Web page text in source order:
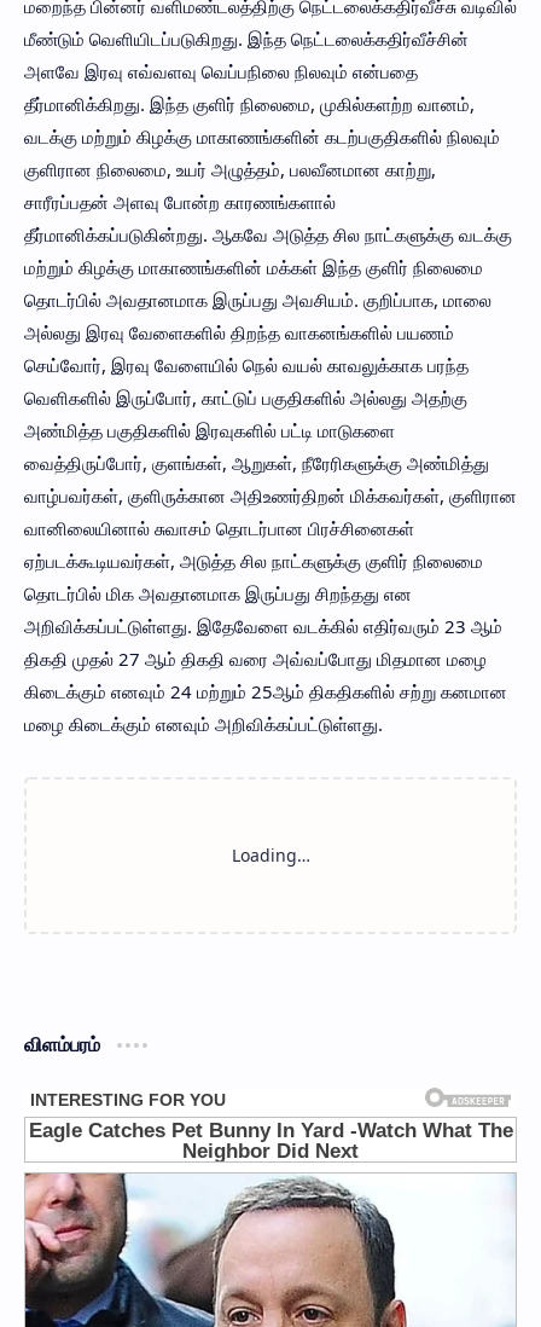
மறைந்த பின்னர் வளிமண்டலத்திற்கு நெட்டலைக்கதிர்வீச்சு வடிவில்
மீண்டும் வெளியிடப்படுகிறது. இந்த நெட்டலைக்கதிர்வீச்சின்
அளவே இரவு எவ்வளவு வெப்பநிலை நிலவும் என்பதை
தீர்மானிக்கிறது. இந்த குளிர் நிலைமை, முகில்களற்ற வானம்,
வடக்கு மற்றும் கிழக்கு மாகாணங்களின் கடற்பகுதிகளில் நிலவும்
குளிரான நிலைமை, உயர் அழுத்தம், பலவீனமான காற்று,
சாரீரப்பதன் அளவு போன்ற காரணங்களால்
தீர்மானிக்கப்படுகின்றது. ஆகவே அடுத்த சில நாட்களுக்கு வடக்கு
மற்றும் கிழக்கு மாகாணங்களின் மக்கள் இந்த குளிர் நிலைமை
தொடர்பில் அவதானமாக இருப்பது அவசியம். குறிப்பாக, மாலை
அல்லது இரவு வேளைகளில் திறந்த வாகனங்களில் பயணம்
செய்வோர், இரவு வேளையில் நெல் வயல் காவலுக்காக பரந்த
வெளிகளில் இருப்போர், காட்டுப் பகுதிகளில் அல்லது அதற்கு
அண்மித்த பகுதிகளில் இரவுகளில் பட்டி மாடுகளை
வைத்திருப்போர், குளங்கள், ஆறுகள், நீரேரிகளுக்கு அண்மித்து
வாழ்பவர்கள், குளிருக்கான அதிஉணர்திறன் மிக்கவர்கள், குளிரான
வானிலையினால் சுவாசம் தொடர்பான பிரச்சினைகள்
ஏற்படக்கூடியவர்கள், அடுத்த சில நாட்களுக்கு குளிர் நிலைமை
தொடர்பில் மிக அவதானமாக இருப்பது சிறந்தது என
அறிவிக்கப்பட்டுள்ளது. இதேவேளை வடக்கில் எதிர்வரும் 23 ஆம்
திகதி முதல் 27 ஆம் திகதி வரை அவ்வப்போது மிதமான மழை
கிடைக்கும் எனவும் 24 மற்றும் 25ஆம் திகதிகளில் சற்று கனமான
மழை கிடைக்கும் எனவும் அறிவிக்கப்பட்டுள்ளது.
விளம்பரம்